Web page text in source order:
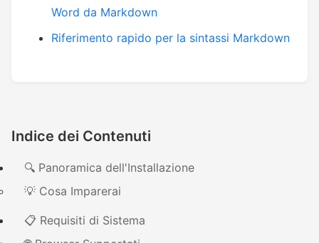
Word da Markdown
Riferimento rapido per la sintassi Markdown
Indice dei Contenuti
🔍 Panoramica dell'Installazione
💡 Cosa Imparerai
📋 Requisiti di Sistema